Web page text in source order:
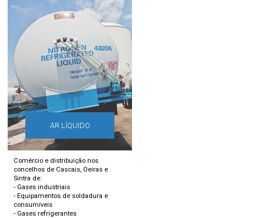
AR LÍQUIDO
Comércio e distribuição nos
concelhos de Cascais, Oeiras e
Sintra de:
- Gases industriais
- Equipamentos de soldadura e
consumíveis
- Gases refrigerantes